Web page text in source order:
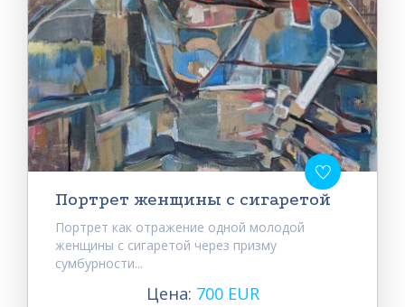
Портрет женщины с сигаретой
Портрет как отражение одной молодой
женщины с сигаретой через призму
сумбурности...
Цена: 700 EUR